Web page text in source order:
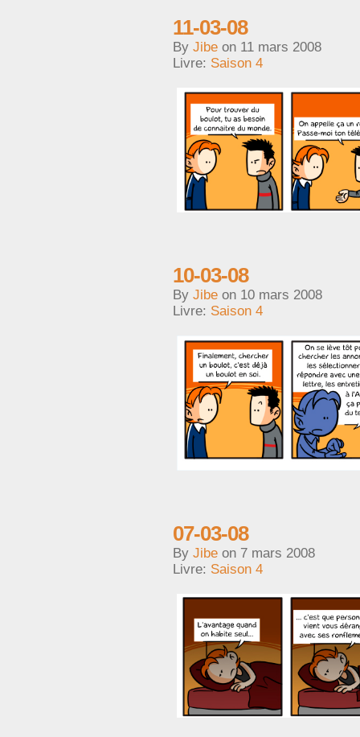
11-03-08
By Jibe on 11 mars 2008
Livre: Saison 4
10-03-08
By Jibe on 10 mars 2008
Livre: Saison 4
07-03-08
By Jibe on 7 mars 2008
Livre: Saison 4